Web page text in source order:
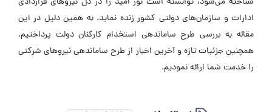
ادارات و سازمان‌های دولتی کشور زنده نماید. به همین دلیل در این
مقاله به بررسی طرح ساماندهی استخدام کارکنان دولت پرداختیم.
همچنین جزئیات تازه و آخرین اخبار از طرح ساماندهی نیروهای شرکتی
را خدمت شما ارائه نمودیم.